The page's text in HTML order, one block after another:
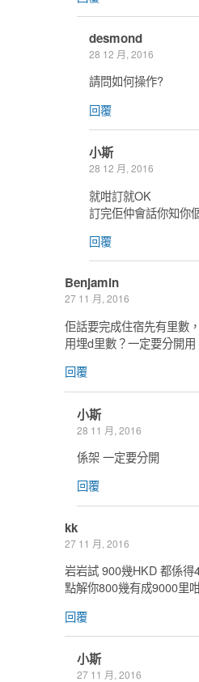
desmond
28 12 月, 2016
請問如何操作?
回覆
小斯
28 12 月, 2016
就咁訂就OK
訂完佢仲會話你知你
回覆
Benjamin
27 11 月, 2016
佢話要完成住宿先有里數
用埋d里數？一定要分開用
回覆
小斯
28 11 月, 2016
係架 一定要分開
回覆
kk
27 11 月, 2016
岩岩試 900幾HKD 都係得
點解你800幾有成9000里
回覆
小斯
27 11 月, 2016